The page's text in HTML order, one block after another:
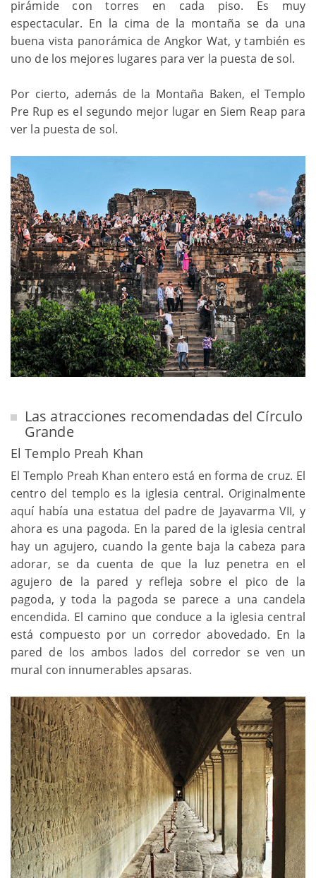
pirámide con torres en cada piso. Es muy
espectacular. En la cima de la montaña se da una
buena vista panorámica de Angkor Wat, y también es
uno de los mejores lugares para ver la puesta de sol.
Por cierto, además de la Montaña Baken, el Templo
Pre Rup es el segundo mejor lugar en Siem Reap para
ver la puesta de sol.
Las atracciones recomendadas del Círculo
Grande
El Templo Preah Khan
El Templo Preah Khan entero está en forma de cruz. El
centro del templo es la iglesia central. Originalmente
aquí había una estatua del padre de Jayavarma VII, y
ahora es una pagoda. En la pared de la iglesia central
hay un agujero, cuando la gente baja la cabeza para
adorar, se da cuenta de que la luz penetra en el
agujero de la pared y refleja sobre el pico de la
pagoda, y toda la pagoda se parece a una candela
encendida. El camino que conduce a la iglesia central
está compuesto por un corredor abovedado. En la
pared de los ambos lados del corredor se ven un
mural con innumerables apsaras.